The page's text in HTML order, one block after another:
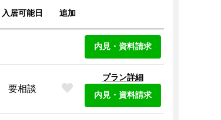
入居可能日 追加
内見・資料請求
要相談
プラン詳細
内見・資料請求